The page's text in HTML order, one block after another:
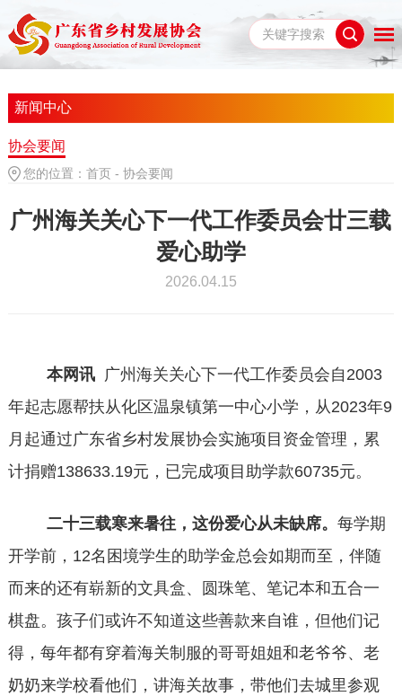
新闻中心
协会要闻
您的位置： 首页 - 协会要闻
广州海关关心下一代工作委员会廿三载
爱心助学
2026.04.15
本网讯 广州海关关心下一代工作委员会自 2003
年起志愿帮扶从化区温泉镇第一中心小学，从2023年9
月起通过广东省乡村发展协会实施项目资金管理，累
计捐赠138633.19元，已完成项目助学款60735元。
二十三载寒来暑往，这份爱心从未缺席。 每学期
开学前， 12名困境学生的助学金总会如期而至，伴随
而来的还有崭新的文具盒、圆珠笔、笔记本和五合一
棋盘。孩子们或许不知道这些善款来自谁，但他们记
得，每年都有穿着海关制服的哥哥姐姐和老爷爷、老
奶奶来学校看他们，讲海关故事，带他们去城里参观